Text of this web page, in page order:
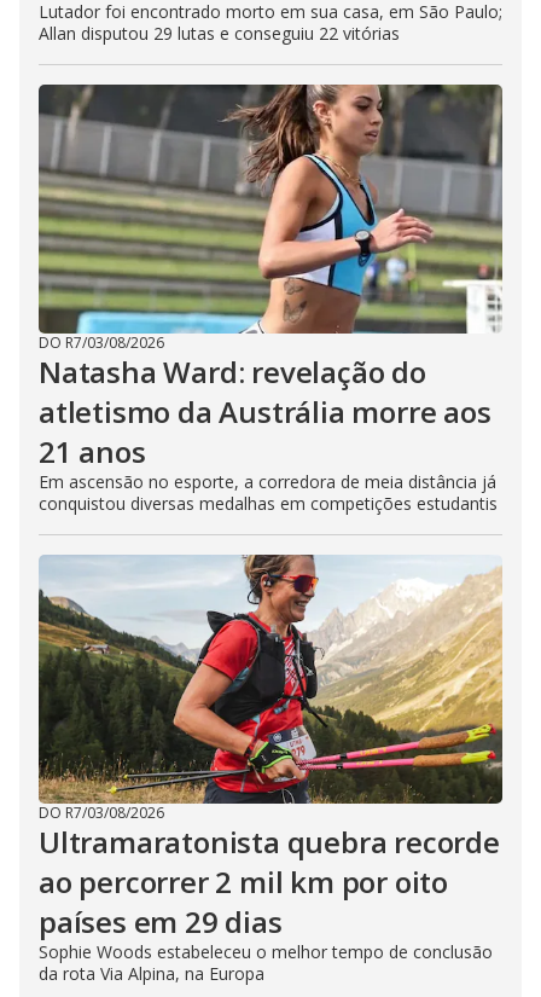
Lutador foi encontrado morto em sua casa, em São Paulo;
Allan disputou 29 lutas e conseguiu 22 vitórias
DO R7/03/08/2026
Natasha Ward: revelação do
atletismo da Austrália morre aos
21 anos
Em ascensão no esporte, a corredora de meia distância já
conquistou diversas medalhas em competições estudantis
DO R7/03/08/2026
Ultramaratonista quebra recorde
ao percorrer 2 mil km por oito
países em 29 dias
Sophie Woods estabeleceu o melhor tempo de conclusão
da rota Via Alpina, na Europa